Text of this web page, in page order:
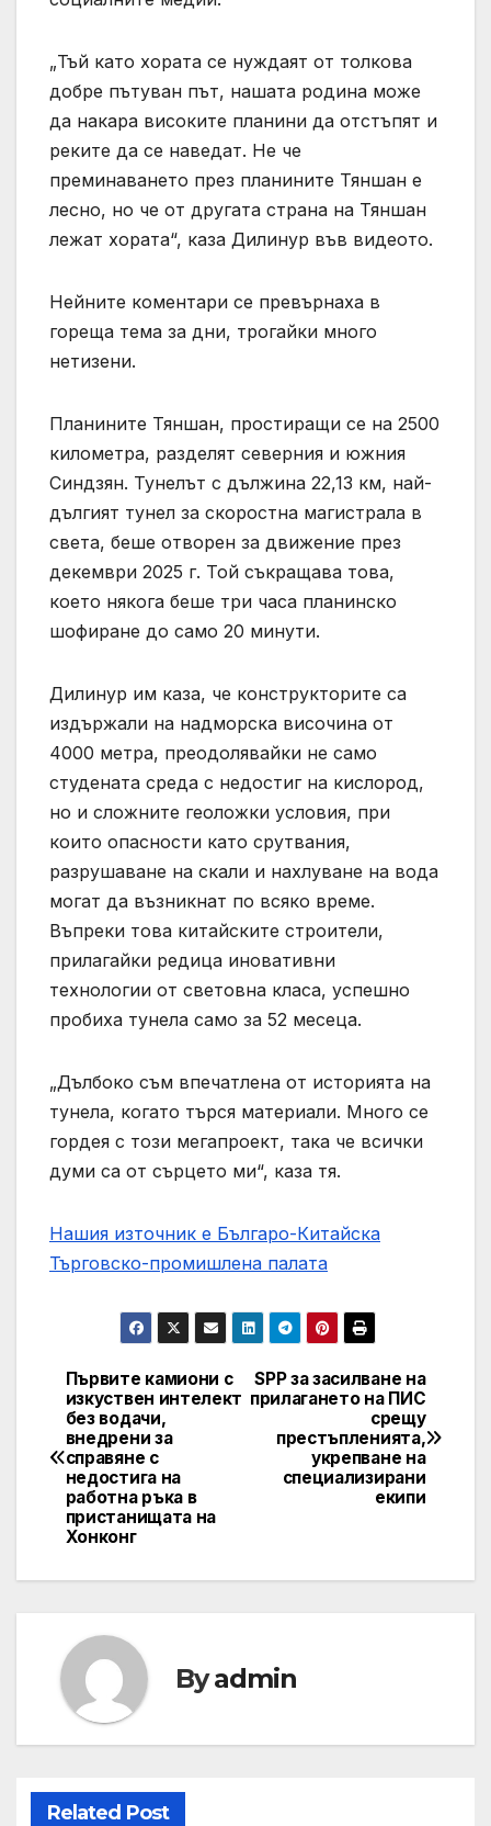
„Тъй като хората се нуждаят от толкова
добре пътуван път, нашата родина може
да накара високите планини да отстъпят и
реките да се наведат. Не че
преминаването през планините Тяншан е
лесно, но че от другата страна на Тяншан
лежат хората“, каза Дилинур във видеото.
Нейните коментари се превърнаха в
гореща тема за дни, трогайки много
нетизени.
Планините Тяншан, простиращи се на 2500
километра, разделят северния и южния
Синдзян. Тунелът с дължина 22,13 км, най-
дългият тунел за скоростна магистрала в
света, беше отворен за движение през
декември 2025 г. Той съкращава това,
което някога беше три часа планинско
шофиране до само 20 минути.
Дилинур им каза, че конструкторите са
издържали на надморска височина от
4000 метра, преодолявайки не само
студената среда с недостиг на кислород,
но и сложните геоложки условия, при
които опасности като срутвания,
разрушаване на скали и нахлуване на вода
могат да възникнат по всяко време.
Въпреки това китайските строители,
прилагайки редица иновативни
технологии от световна класа, успешно
пробиха тунела само за 52 месеца.
„Дълбоко съм впечатлена от историята на
тунела, когато търся материали. Много се
гордея с този мегапроект, така че всички
думи са от сърцето ми“, каза тя.
Нашия източник е Българо-Китайска
Търговско-промишлена палaта
Post
navigation
SPP за засилване на
прилагането на ПИС
срещу
престъпленията,
укрепване на
специализирани
екипи
Първите камиони с
изкуствен интелект
без водачи,
внедрени за
справяне с
недостига на
работна ръка в
пристанищата на
Хонконг
Byadmin
Related Post